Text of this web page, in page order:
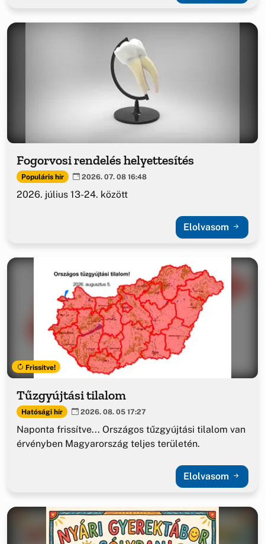
Fogorvosi rendelés helyettesítés
Populáris hír 2026. 07. 08 16:48
2026. július 13-24. között
Elolvasom
Frissítve!
Tűzgyújtási tilalom
Hatósági hír 2026. 08. 05 17:27
Naponta frissítve... Országos tűzgyújtási tilalom van
érvényben Magyarország teljes területén.
Elolvasom